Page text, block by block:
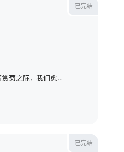
已完结
岁往月来，又逢重阳。登高赏菊之际，我们愈发领悟：九九归真，其道在暖。生命的圆满，并非遥不可及的哲学概念，而是归于一份可触可感的人间温暖。温暖远不止于适宜的体温感受，更是源自心灵共鸣的安全感。我们可从三
已完结